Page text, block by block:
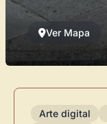
Ver Mapa
Arte digital